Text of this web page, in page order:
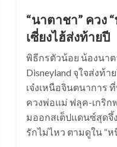
“นาตาชา” ควง
เซี่ยงไฮ้ส่งท้ายปี
พิธีกรตัวน้อย น้องนาต
Disneyland จุใจส่งท้
เจ๋งเหนือจินตนาการ
ควงพ่อแม่ ฟลุค-เกริก
มออกสเต็ปแดนซ์สุดจึ้
รักไม่ไหว ตามดูใน “ห